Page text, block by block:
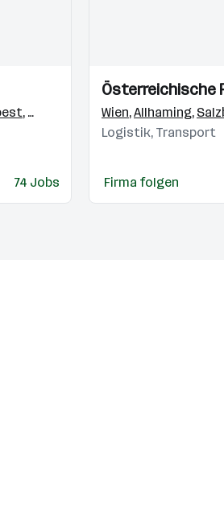
, Ljubljana Reka,Rothrist,Malmö,
74 Jobs
Videos
Einblicke
Einblicke
Österreichische
Wien,Allhaming,
Logistik, Transport
Firma folgen